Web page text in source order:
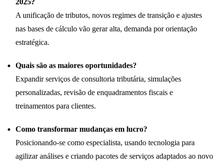
2025?
A unificação de tributos, novos regimes de transição e ajustes
nas bases de cálculo vão gerar alta, demanda por orientação
estratégica.
Quais são as maiores oportunidades?
Expandir serviços de consultoria tributária, simulações
personalizadas, revisão de enquadramentos fiscais e
treinamentos para clientes.
Como transformar mudanças em lucro?
Posicionando-se como especialista, usando tecnologia para
agilizar análises e criando pacotes de serviços adaptados ao novo